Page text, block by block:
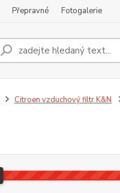
Přepravné Fotogalerie
Citroen vzduchový filtr K&N